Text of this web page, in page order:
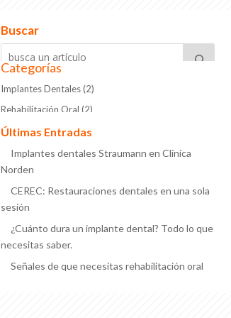
Buscar
Categorías
Implantes Dentales(2)
Rehabilitación Oral (2)
Últimas Entradas
Implantes dentales Straumann en Clínica
Norden
CEREC: Restauraciones dentales en una sola
sesión
¿Cuánto dura un implante dental? Todo lo que
necesitas saber.
Señales de que necesitas rehabilitación oral